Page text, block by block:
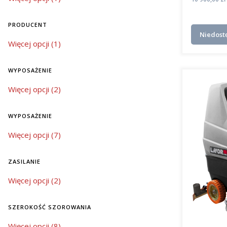
PRODUCENT
Producent
Więcej opcji (1)
WYPOSAŻENIE
wyposażenie
Więcej opcji (2)
WYPOSAŻENIE
wyposażenie
Więcej opcji (7)
ZASILANIE
zasilanie
Więcej opcji (2)
SZEROKOŚĆ SZOROWANIA